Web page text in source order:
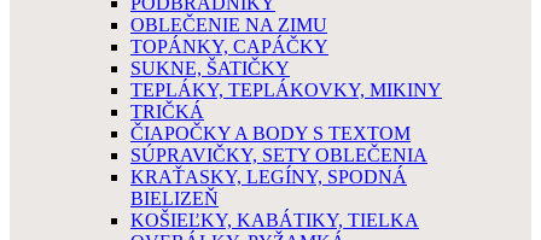
OBLEČENIE NA ZIMU
TOPÁNKY, CAPÁČKY
SUKNE, ŠATIČKY
TEPLÁKY, TEPLÁKOVKY, MIKINY
TRIČKÁ
ČIAPOČKY A BODY S TEXTOM
SÚPRAVIČKY, SETY OBLEČENIA
KRAŤASKY, LEGÍNY, SPODNÁ
BIELIZEŇ
KOŠIEĽKY, KABÁTIKY, TIELKA